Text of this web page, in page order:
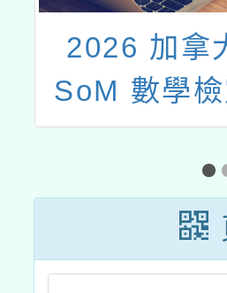
2026 加拿
SoM 數學